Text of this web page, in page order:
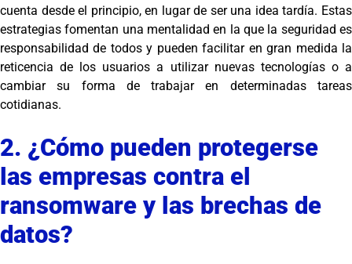
cuenta desde el principio, en lugar de ser una idea tardía. Estas
estrategias fomentan una mentalidad en la que la seguridad es
responsabilidad de todos y pueden facilitar en gran medida la
reticencia de los usuarios a utilizar nuevas tecnologías o a
cambiar su forma de trabajar en determinadas tareas
cotidianas.
2. ¿Cómo pueden protegerse
las empresas contra el
ransomware y las brechas de
datos?